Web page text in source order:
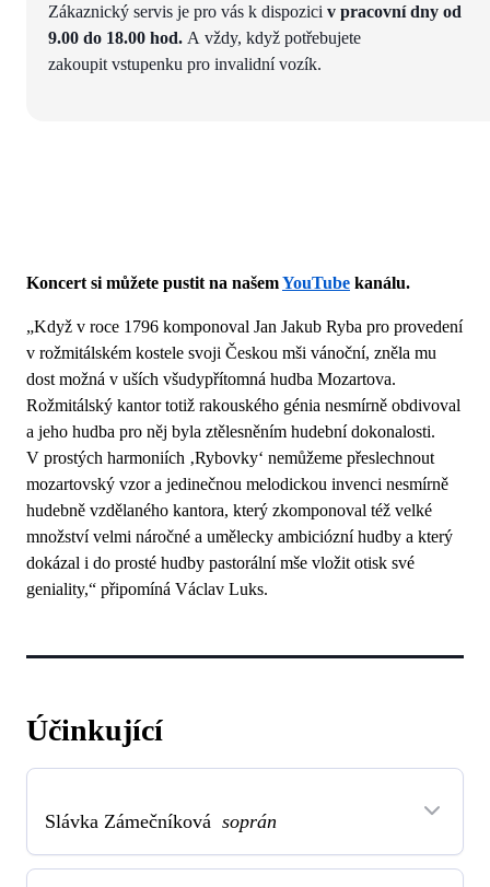
Zákaznický servis je pro vás k dispozici v pracovní dny od
9.00 do 18.00 hod. A vždy, když potřebujete
zakoupit vstupenku pro invalidní vozík.
Koncert si můžete pustit na našemYouTube kanálu.
„Když v roce 1796 komponoval Jan Jakub Ryba pro provedení
v rožmitálském kostele svoji Českou mši vánoční, zněla mu
dost možná v uších všudypřítomná hudba Mozartova.
Rožmitálský kantor totiž rakouského génia nesmírně obdivoval
a jeho hudba pro něj byla ztělesněním hudební dokonalosti.
V prostých harmoniích ‚Rybovky‘ nemůžeme přeslechnout
mozartovský vzor a jedinečnou melodickou invenci nesmírně
hudebně vzdělaného kantora, který zkomponoval též velké
množství velmi náročné a umělecky ambiciózní hudby a který
dokázal i do prosté hudby pastorální mše vložit otisk své
geniality,“ připomíná Václav Luks.
Účinkující
Slávka Zámečníková soprán